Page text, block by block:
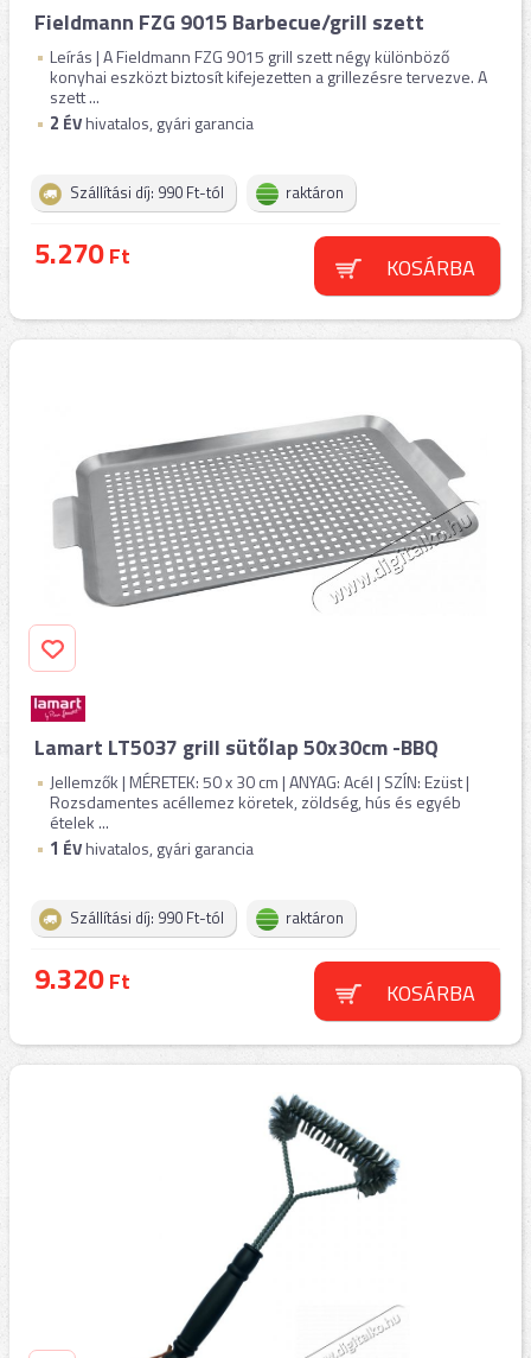
Fieldmann FZG 9015 Barbecue/grill szett
Leírás | A Fieldmann FZG 9015 grill szett négy különböző
konyhai eszközt biztosít kifejezetten a grillezésre tervezve. A
szett ...
2 ÉVhivatalos, gyári garancia
Szállítási díj: 990 Ft-tól raktáron
5.270Ft KOSÁRBA
Lamart LT5037 grill sütőlap 50x30cm -BBQ
Jellemzők | MÉRETEK: 50 x 30 cm | ANYAG: Acél | SZÍN: Ezüst |
Rozsdamentes acéllemez köretek, zöldség, hús és egyéb
ételek ...
1 ÉVhivatalos, gyári garancia
Szállítási díj: 990 Ft-tól raktáron
9.320Ft KOSÁRBA